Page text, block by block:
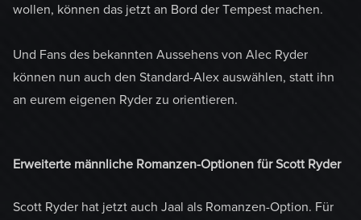
wollen, können das jetzt an Bord der Tempest machen.
Und Fans des bekannten Aussehens von Alec Ryder
können nun auch den Standard-Alex auswählen, statt ihn
an eurem eigenen Ryder zu orientieren.
Erweiterte männliche Romanzen-Optionen für Scott Ryder
Scott Ryder hat jetzt auch Jaal als Romanzen-Option. Für